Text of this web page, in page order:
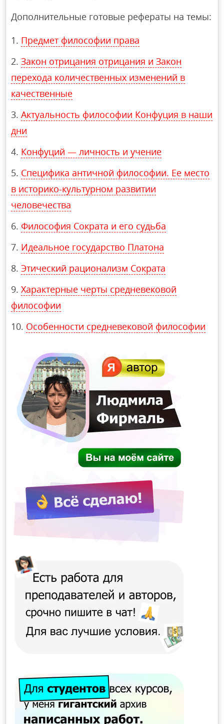
Дополнительные готовые рефераты на темы:
Предмет философии права
Закон отрицания отрицания и Закон
перехода количественных изменений в
качественные
Актуальность философии Конфуция в наши
дни
Конфуций — личность и учение
Специфика античной философии. Ее место
в историко-культурном развитии
человечества
Философия Сократа и его судьба
Идеальное государство Платона
Этический рационализм Сократа
Характерные черты средневековой
философии
Особенности средневековой философии